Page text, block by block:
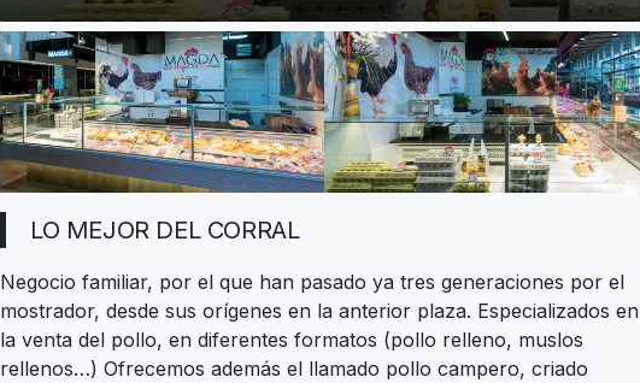
LO MEJOR DEL CORRAL
Negocio familiar, por el que han pasado ya tres generaciones por el
mostrador, desde sus orígenes en la anterior plaza. Especializados en
la venta del pollo, en diferentes formatos (pollo relleno, muslos
rellenos…) Ofrecemos además el llamado pollo campero, criado